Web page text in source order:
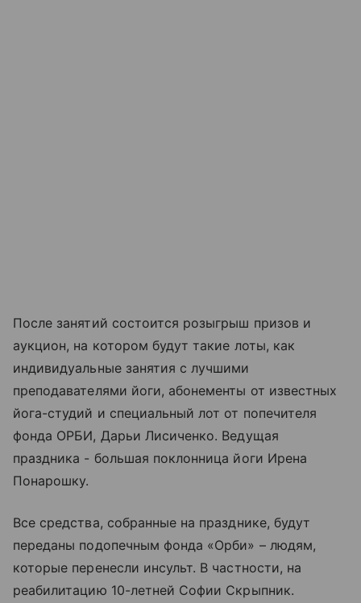
После занятий состоится розыгрыш призов и
аукцион, на котором будут такие лоты, как
индивидуальные занятия с лучшими
преподавателями йоги, абонементы от известных
йога-студий и специальный лот от попечителя
фонда ОРБИ, Дарьи Лисиченко. Ведущая
праздника - большая поклонница йоги Ирена
Понарошку.
Все средства, собранные на празднике, будут
переданы подопечным фонда «Орби» – людям,
которые перенесли инсульт. В частности, на
реабилитацию 10-летней Софии Скрыпник.